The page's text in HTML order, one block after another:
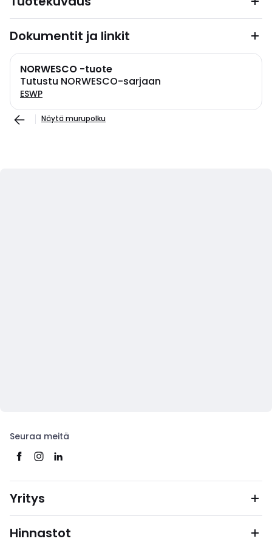
Dokumentit ja linkit
NORWESCO -tuote
Tutustu NORWESCO-sarjaan
ESWP
Näytä murupolku
Seuraa meitä
Yritys
Hinnastot